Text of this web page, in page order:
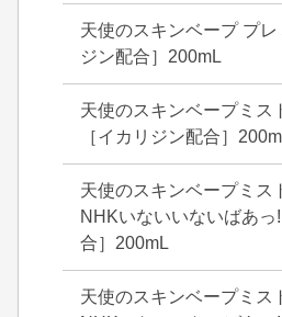
天使のスキンベープ プレ
ジン配合］200mL
天使のスキンベープミス
［イカリジン配合］
天使のスキンベープミス
NHKいないいないばあ
合］200mL
天使のスキンベープミス